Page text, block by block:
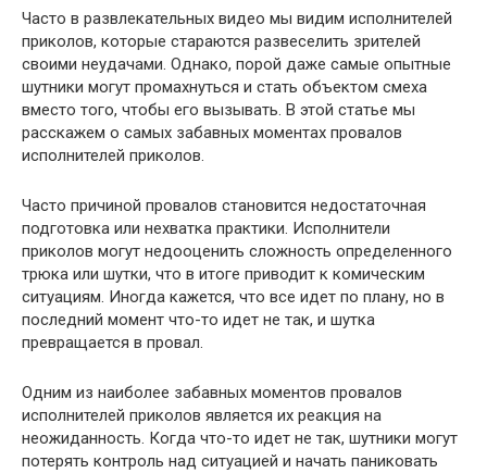
Часто в развлекательных видео мы видим исполнителей
приколов, которые стараются развеселить зрителей
своими неудачами. Однако, порой даже самые опытные
шутники могут промахнуться и стать объектом смеха
вместо того, чтобы его вызывать. В этой статье мы
расскажем о самых забавных моментах провалов
исполнителей приколов.
Часто причиной провалов становится недостаточная
подготовка или нехватка практики. Исполнители
приколов могут недооценить сложность определенного
трюка или шутки, что в итоге приводит к комическим
ситуациям. Иногда кажется, что все идет по плану, но в
последний момент что-то идет не так, и шутка
превращается в провал.
Одним из наиболее забавных моментов провалов
исполнителей приколов является их реакция на
неожиданность. Когда что-то идет не так, шутники могут
потерять контроль над ситуацией и начать паниковать